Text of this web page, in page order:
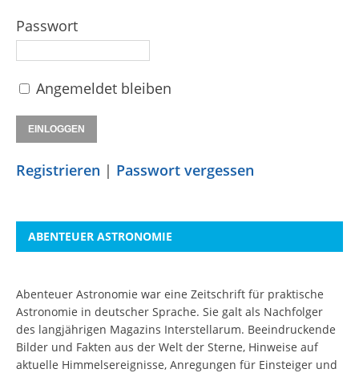
Passwort
Angemeldet bleiben
Registrieren | Passwort vergessen
ABENTEUER ASTRONOMIE
Abenteuer Astronomie war eine Zeitschrift für praktische
Astronomie in deutscher Sprache. Sie galt als Nachfolger
des langjährigen Magazins Interstellarum. Beeindruckende
Bilder und Fakten aus der Welt der Sterne, Hinweise auf
aktuelle Himmelsereignisse, Anregungen für Einsteiger und